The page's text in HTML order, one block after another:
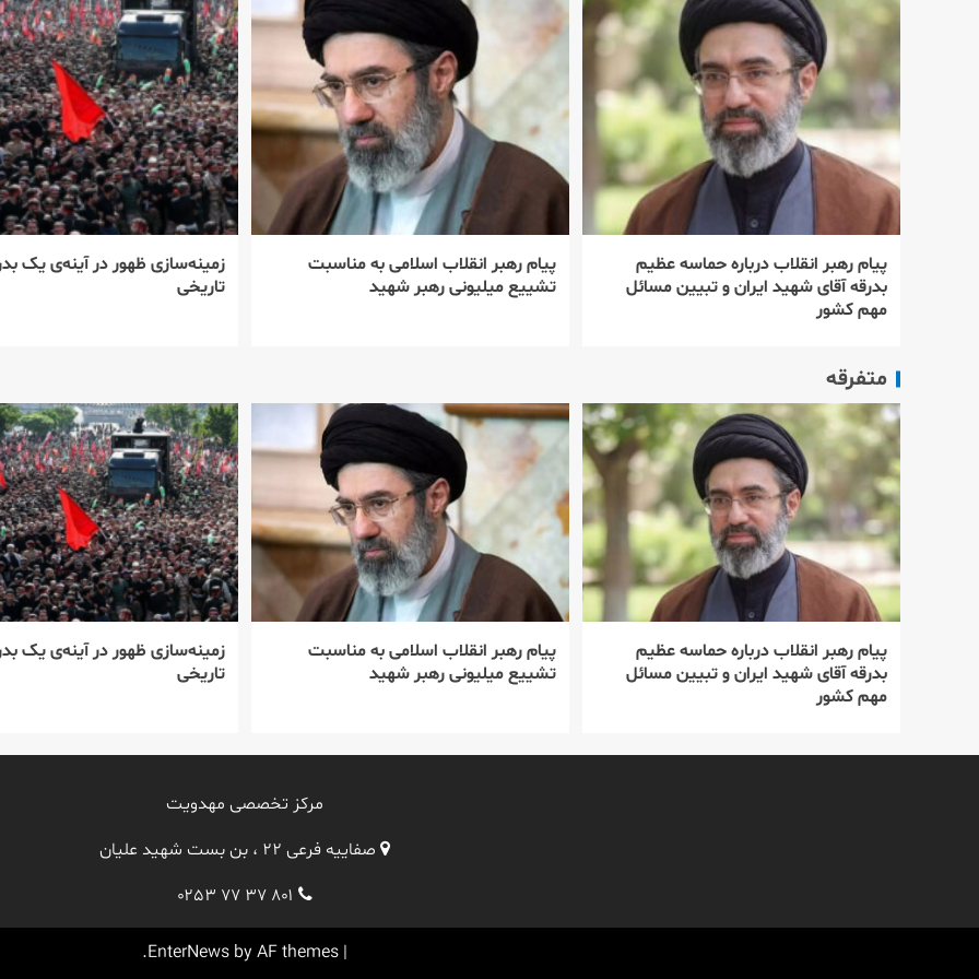
پیام رهبر انقلاب درباره حماسه عظیم
بدرقه آقای شهید ایران و تبیین مسائل
مهم کشور
پیام رهبر انقلاب اسلامی به مناسبت
تشییع میلیونی رهبر شهید
زمینه‌سازی ظهور در آینه‌ی یک
تاریخی
متفرقه
پیام رهبر انقلاب درباره حماسه عظیم
بدرقه آقای شهید ایران و تبیین مسائل
مهم کشور
پیام رهبر انقلاب اسلامی به مناسبت
تشییع میلیونی رهبر شهید
زمینه‌سازی ظهور در آینه‌ی یک
تاریخی
مرکز تخصصی مهدویت
صفاییه فرعی ۲۲ ، بن بست شهید علیان
۰۲۵۳ ۷۷ ۳۷ ۸۰۱
|
EnterNews by AF themes.